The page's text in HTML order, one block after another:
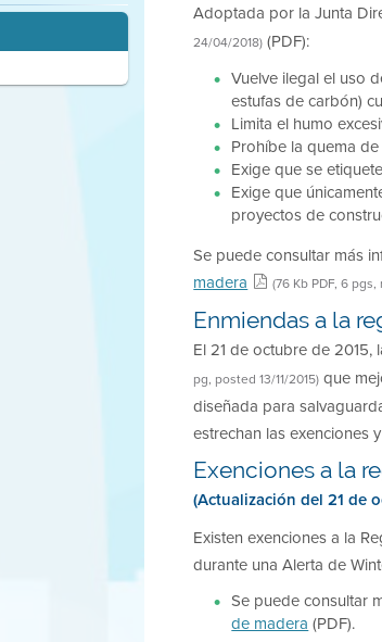
Adoptada por la Junta
24/04/2018) (PDF):
Vuelve ilegal el uso
estufas de carbón)
Limita el humo
Prohíbe la quema
Exige que se
Exige que
proyectos de
Se puede consultar más
madera
(76 Kb PDF, 6 pgs,
Enmiendas a la
El 21 de octubre de
pg, posted 13/11/2015) que
diseñada para
estrechan las exenciones
Exenciones a la
(Actualización del 21 de
Existen exenciones a la
durante una Alerta de
Se puede consultar
de madera (PDF).